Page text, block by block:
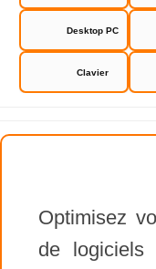
Desktop PC
Clavier
Optimisez
de logiciels